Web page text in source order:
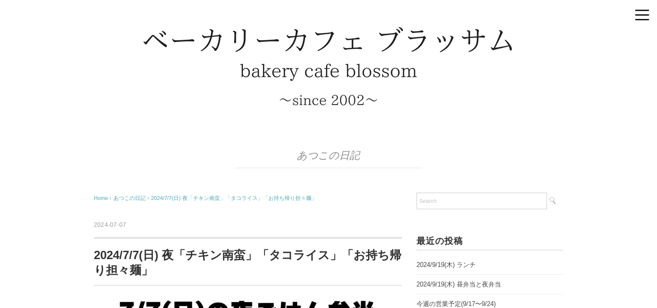
あつこの日記
Home › あつこの日記 › 2024/7/7(日) 夜「チキン南蛮」「タコライス」「お持ち帰り担々麺」
2024-07-07
2024/7/7(日) 夜「チキン南蛮」「タコライス」「お持ち帰
り担々麺」
最近の投稿
2024/9/19(木) ランチ
2024/9/19(木) 昼弁当と夜弁当
今週の営業予定(9/17〜9/24)